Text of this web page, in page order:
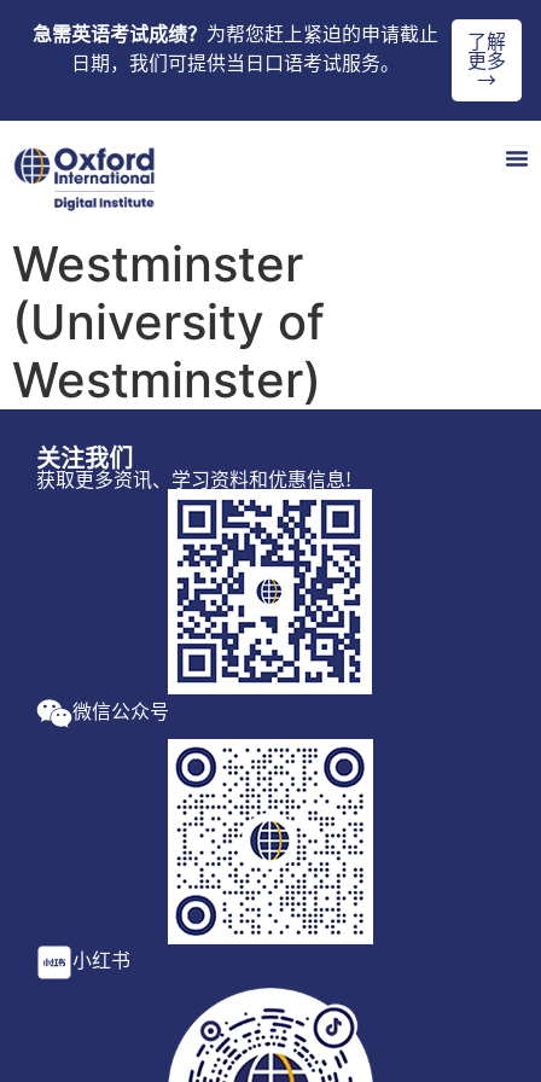
急需英语考试成绩？ 为帮您赶上紧迫的申请截止
日期，我们可提供当日口语考试服务。
了解
更多
→
Westminster
(University of
Westminster)
关注我们
获取更多资讯、学习资料和优惠信息!
微信公众号
小红书